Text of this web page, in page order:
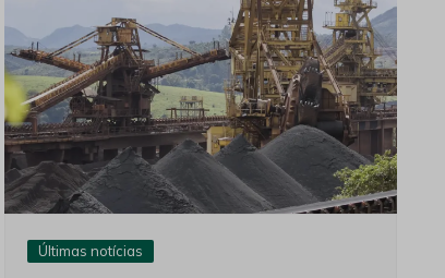
Últimas notícias